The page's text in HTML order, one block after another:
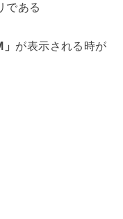
である
が表示される時が